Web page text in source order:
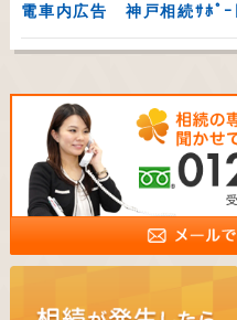
電車内広告 神戸相続ｻﾎﾟ